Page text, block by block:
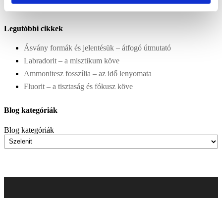
megjelenítése
Csak készleten lévő termékek mutatása
Legutóbbi cikkek
Ásvány formák és jelentésük – átfogó útmutató
Labradorit – a misztikum köve
Ammonitesz fosszília – az idő lenyomata
Fluorit – a tisztaság és fókusz köve
Blog kategóriák
Blog kategóriák